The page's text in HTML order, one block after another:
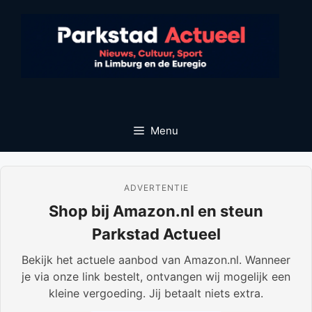
Menu
ADVERTENTIE
Shop bij Amazon.nl en steun
Parkstad Actueel
Bekijk het actuele aanbod van Amazon.nl. Wanneer
je via onze link bestelt, ontvangen wij mogelijk een
kleine vergoeding. Jij betaalt niets extra.